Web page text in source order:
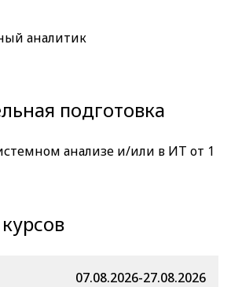
аналитик
подготовка
анализе и/или в ИТ от 1
07.08.2026-27.08.2026